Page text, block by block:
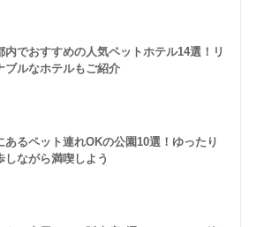
内でおすすめの人気ペットホテル14選！リ
ブルなホテルもご紹介
あるペット連れOKの公園10選！ゆったり
しながら満喫しよう